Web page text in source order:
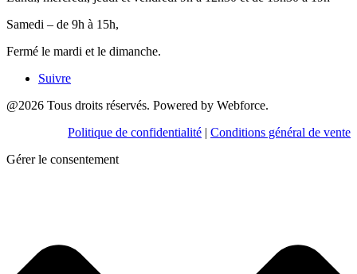
Samedi – de 9h à 15h,
Fermé le mardi et le dimanche.
Suivre
@2026 Tous droits réservés. Powered by Webforce.
Politique de confidentialité | Conditions général de vente
Gérer le consentement